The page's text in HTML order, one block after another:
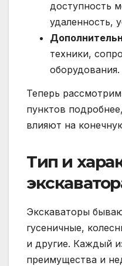
доступность
удаленность,
техники,
оборудования.
Теперь
пунктов
влияют на
Тип и
Экскаваторы
гусеничные,
и другие. Каждый
преимущества и